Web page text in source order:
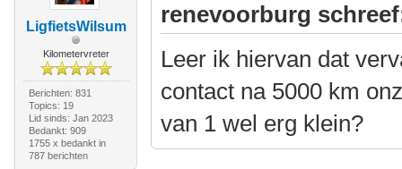
LigfietsWilsum
Kilometervreter
Berichten: 831
Topics: 19
Lid sinds: Jan 2023
Bedankt: 909
1755 x bedankt in
787 berichten
renevoorburg
Leer ik hiervan dat
contact na 5000 km
van 1 wel erg klein?